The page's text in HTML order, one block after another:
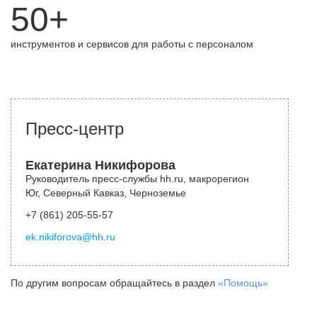
50+
инструментов и сервисов для работы с персоналом
Пресс-центр
Екатерина Никифорова
Руководитель пресс-службы hh.ru, макрорегион
Юг, Северный Кавказ, Черноземье
+7 (861) 205-55-57
ek.nikiforova@hh.ru
По другим вопросам обращайтесь в раздел «Помощь»